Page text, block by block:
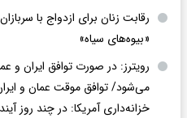
رقابت زنان برای ازدواج با
«بیوه‌های سیاه»
رویترز: در صورت توافق ایران و
می‌شود/ توافق موقت عمان و
خزانه‌داری آمریکا: در چند روز